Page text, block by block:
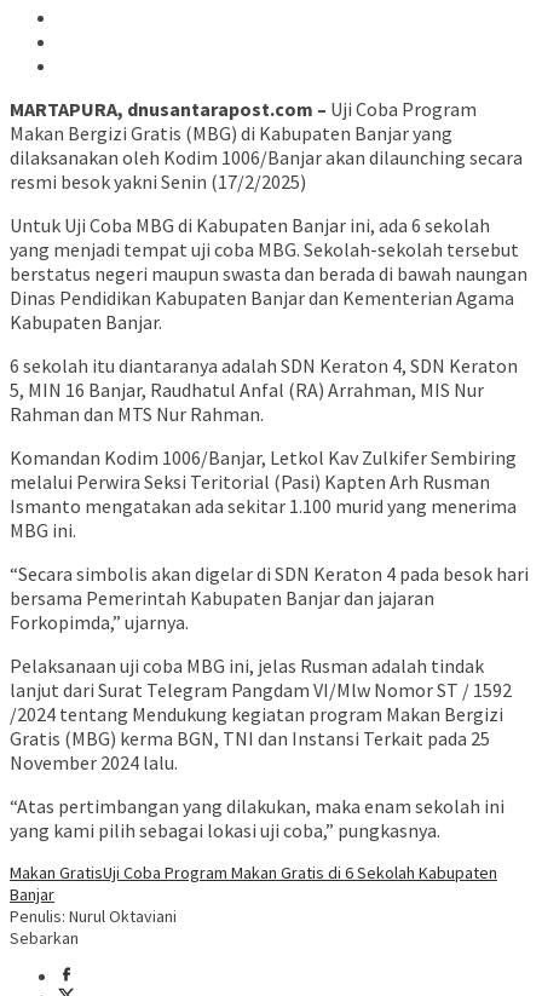
MARTAPURA, dnusantarapost.com – Uji Coba Program
Makan Bergizi Gratis (MBG) di Kabupaten Banjar yang
dilaksanakan oleh Kodim 1006/Banjar akan dilaunching secara
resmi besok yakni Senin (17/2/2025)
Untuk Uji Coba MBG di Kabupaten Banjar ini, ada 6 sekolah
yang menjadi tempat uji coba MBG. Sekolah-sekolah tersebut
berstatus negeri maupun swasta dan berada di bawah naungan
Dinas Pendidikan Kabupaten Banjar dan Kementerian Agama
Kabupaten Banjar.
6 sekolah itu diantaranya adalah SDN Keraton 4, SDN Keraton
5, MIN 16 Banjar, Raudhatul Anfal (RA) Arrahman, MIS Nur
Rahman dan MTS Nur Rahman.
Komandan Kodim 1006/Banjar, Letkol Kav Zulkifer Sembiring
melalui Perwira Seksi Teritorial (Pasi) Kapten Arh Rusman
Ismanto mengatakan ada sekitar 1.100 murid yang menerima
MBG ini.
“Secara simbolis akan digelar di SDN Keraton 4 pada besok hari
bersama Pemerintah Kabupaten Banjar dan jajaran
Forkopimda,” ujarnya.
Pelaksanaan uji coba MBG ini, jelas Rusman adalah tindak
lanjut dari Surat Telegram Pangdam VI/Mlw Nomor ST / 1592
/2024 tentang Mendukung kegiatan program Makan Bergizi
Gratis (MBG) kerma BGN, TNI dan Instansi Terkait pada 25
November 2024 lalu.
“Atas pertimbangan yang dilakukan, maka enam sekolah ini
yang kami pilih sebagai lokasi uji coba,” pungkasnya.
Makan GratisUji Coba Program Makan Gratis di 6 Sekolah Kabupaten
Banjar
Penulis: Nurul Oktaviani
Sebarkan